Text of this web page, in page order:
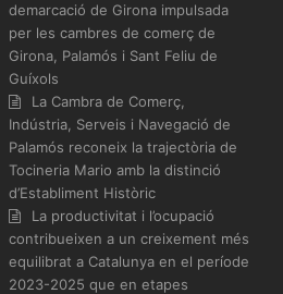
demarcació de Girona impulsada
per les cambres de comerç de
Girona, Palamós i Sant Feliu de
Guíxols
La Cambra de Comerç,
Indústria, Serveis i Navegació de
Palamós reconeix la trajectòria de
Tocineria Mario amb la distinció
d’Establiment Històric
La productivitat i l’ocupació
contribueixen a un creixement més
equilibrat a Catalunya en el període
2023-2025 que en etapes